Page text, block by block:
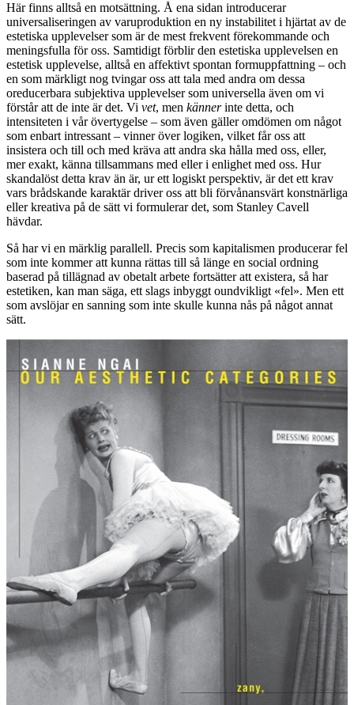
Här finns alltså en motsättning. Å ena sidan introducerar
universaliseringen av varuproduktion en ny instabilitet i hjärtat av de
estetiska upplevelser som är de mest frekvent förekommande och
meningsfulla för oss. Samtidigt förblir den estetiska upplevelsen en
estetisk upplevelse, alltså en affektivt spontan formuppfattning – och
en som märkligt nog tvingar oss att tala med andra om dessa
oreducerbara subjektiva upplevelser som universella även om vi
förstår att de inte är det. Vi vet, men kännerinte detta, och
intensiteten i vår övertygelse – som även gäller omdömen om något
som enbart intressant – vinner över logiken, vilket får oss att
insistera och till och med kräva att andra ska hålla med oss, eller,
mer exakt, känna tillsammans med eller i enlighet med oss. Hur
skandalöst detta krav än är, ur ett logiskt perspektiv, är det ett krav
vars brådskande karaktär driver oss att bli förvånansvärt konstnärliga
eller kreativa på de sätt vi formulerar det, som Stanley Cavell
hävdar.
Så har vi en märklig parallell. Precis som kapitalismen producerar fel
som inte kommer att kunna rättas till så länge en social ordning
baserad på tillägnad av obetalt arbete fortsätter att existera, så har
estetiken, kan man säga, ett slags inbyggt oundvikligt «fel». Men ett
som avslöjar en sanning som inte skulle kunna nås på något annat
sätt.